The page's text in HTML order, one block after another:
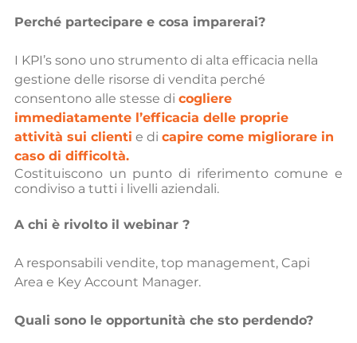
Perché partecipare e cosa imparerai?
I KPI’s sono uno strumento di alta efficacia nella
gestione delle risorse di vendita perché
consentono alle stesse di cogliere
immediatamente l’efficacia delle proprie
attività sui clienti e di capire come migliorare in
caso di difficoltà.
Costituiscono un punto di riferimento comune e
condiviso a tutti i livelli aziendali.
A chi è rivolto il webinar ?
A responsabili vendite, top management, Capi
Area e Key Account Manager.
Quali sono le opportunità che sto perdendo?